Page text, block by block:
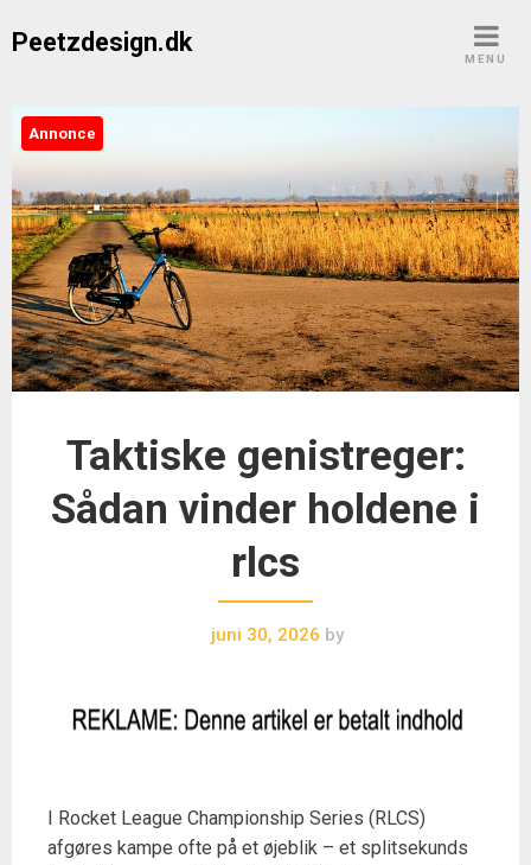
Peetzdesign.dk
MENU
Annonce
Taktiske genistreger:
Sådan vinder holdene i
rlcs
juni 30, 2026 by
I Rocket League Championship Series (RLCS)
afgøres kampe ofte på et øjeblik – et splitsekunds